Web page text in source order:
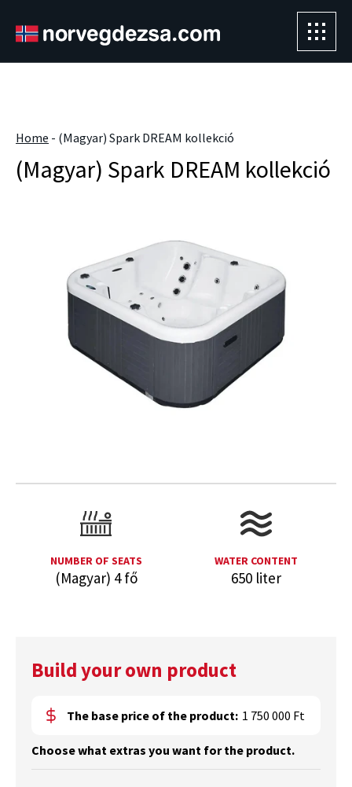
" />
Home - (Magyar) Spark DREAM kollekció
(Magyar) Spark DREAM kollekció
Build your own product
The base price of the product: 1 750 000 Ft
Choose what extras you want for the product.
NUMBER OF SEATS
(Magyar) 4 fő
WATER CONTENT
650 liter